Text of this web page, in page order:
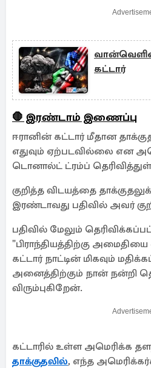
கட்டார்
🛑 இரண்டாம் இணைப்பு
ஈரானின் கட்டார் மீதான
எதுவும் ஏற்படவில்லை என
டொனால்ட் ட்ரம்ப்
குறித்த விடயத்தை
இரண்டாவது பதிவில் அவர்
பதிவில் மேலும்
"பிராந்தியத்திற்கு
கட்டார் நாட்டின் மிகவும்
அனைத்திற்கும் நான் நன்றி
விரும்புகிறேன்.
கட்டாரில் உள்ள அமெரிக்க
தாக்குதலில், எந்த